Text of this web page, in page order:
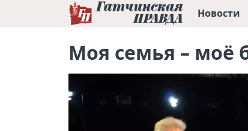
Новости
Моя семья – моё